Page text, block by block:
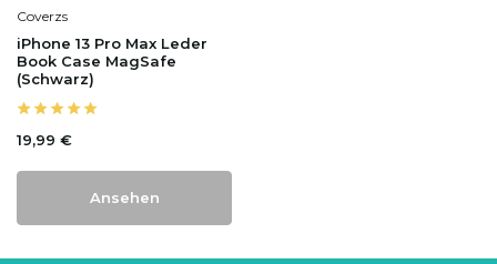
Coverzs
iPhone 13 Pro Max Leder
Book Case MagSafe
(Schwarz)
19,99 €
Ansehen